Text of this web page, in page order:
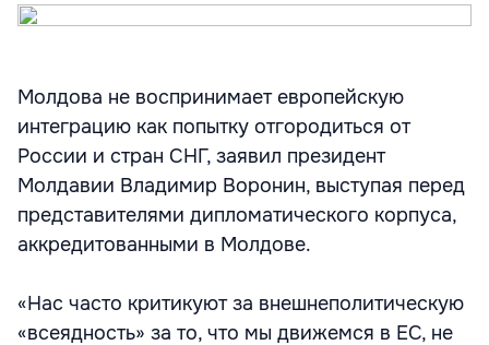
Молдова не воспринимает европейскую
интеграцию как попытку отгородиться от
России и стран СНГ, заявил президент
Молдавии Владимир Воронин, выступая перед
представителями дипломатического корпуса,
аккредитованными в Молдове.
«Нас часто критикуют за внешнеполитическую
«всеядность» за то, что мы движемся в ЕС, не